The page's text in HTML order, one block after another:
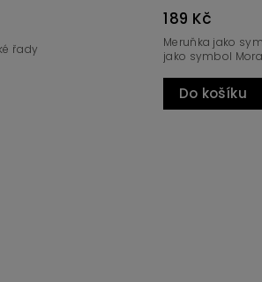
Z jednoho pole, jahoda s
punk! Chutney / čatní?